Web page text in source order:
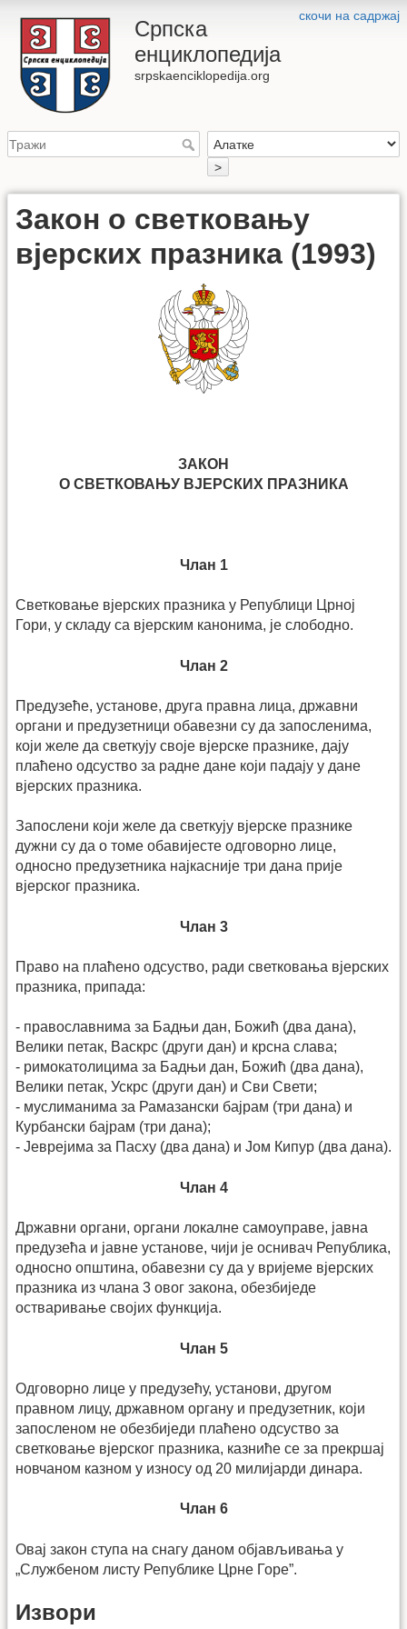
скочи на садржај
Српска
енциклопедија
srpskaenciklopedija.org
>
Закон о светковању
вјерских празника (1993)
ЗАКОН
О СВЕТКОВАЊУ ВЈЕРСКИХ ПРАЗНИКА
Члан 1
Светковање вјерских празника у Републици Црној
Гори, у складу са вјерским канонима, је слободно.
Члан 2
Предузеће, установе, друга правна лица, државни
органи и предузетници обавезни су да запосленима,
који желе да светкују своје вјерске празнике, дају
плаћено одсуство за радне дане који падају у дане
вјерских празника.
Запослени који желе да светкују вјерске празнике
дужни су да о томе обавијесте одговорно лице,
односно предузетника најкасније три дана прије
вјерског празника.
Члан 3
Право на плаћено одсуство, ради светковања вјерских
празника, припада:
- православнима за Бадњи дан, Божић (два дана),
Велики петак, Васкрс (други дан) и крсна слава;
- римокатолицима за Бадњи дан, Божић (два дана),
Велики петак, Ускрс (други дан) и Сви Свети;
- муслиманима за Рамазански бајрам (три дана) и
Курбански бајрам (три дана);
- Јеврејима за Пасху (два дана) и Јом Кипур (два дана).
Члан 4
Државни органи, органи локалне самоуправе, јавна
предузећа и јавне установе, чији је оснивач Република,
односно општина, обавезни су да у вријеме вјерских
празника из члана 3 овог закона, обезбиједе
остваривање својих функција.
Члан 5
Одговорно лице у предузећу, установи, другом
правном лицу, државном органу и предузетник, који
запосленом не обезбиједи плаћено одсуство за
светковање вјерског празника, казниће се за прекршај
новчаном казном у износу од 20 милијарди динара.
Члан 6
Овај закон ступа на снагу даном објављивања у
„Службеном листу Републике Црне Горе”.
Извори